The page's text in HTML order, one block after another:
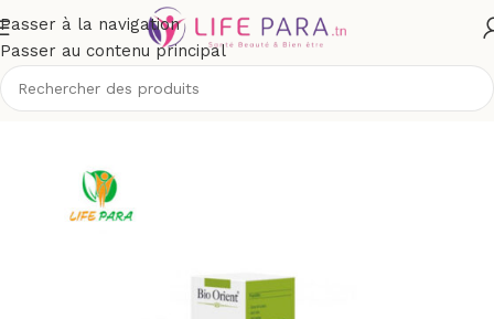
Passer à la navigation
Passer au contenu principal
/Boutique/Visage/Soins anti-taches et dépigmentants